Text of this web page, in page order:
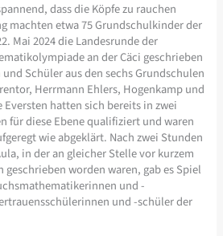
dass die Köpfe zu rauchen
machten etwa 75 Grundschulkinder der
Mai 2024 die Landesrunde der
an der Cäci geschrieben
Schüler aus den sechs Grundschulen
Herrmann Ehlers, Hogenkamp und
hatten sich bereits in zwei
für diese Ebene qualifiziert und waren
wie abgeklärt. Nach zwei Stunden
in der an gleicher Stelle vor kurzem
worden waren, gab es Spiel
und -
und -schüler der